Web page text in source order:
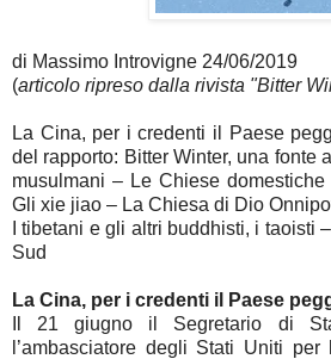
di Massimo Introvigne 24/06/2019
(articolo ripreso dalla rivista "Bitter
La Cina, per i credenti il Paese
del rapporto: Bitter Winter, una fonte
musulmani – Le Chiese
Gli xie jiao – La Chiesa di Dio
I tibetani e gli altri buddhisti, i taoisti
Sud
La Cina, per i credenti il Paese
Il 21 giugno il Segretario di
l’ambasciatore degli Stati Uniti